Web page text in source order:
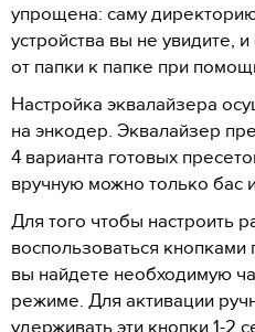
упрощена: саму
устройства вы не увидите,
от папки к папке при
Настройка эквалайзера
на энкодер. Эквалайзер
4 варианта готовых
вручную можно только бас
Для того чтобы настроить
воспользоваться
вы найдете необходимую
режиме. Для активации
удерживать эти кнопки 1-2